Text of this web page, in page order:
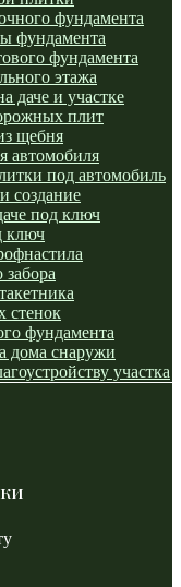
фундамента
фундамента
фундамента
этажа
даче и участке
плит
щебня
автомобиля
под автомобиль
создание
под ключ
ключ
стенок
фундамента
дома снаружи
участка